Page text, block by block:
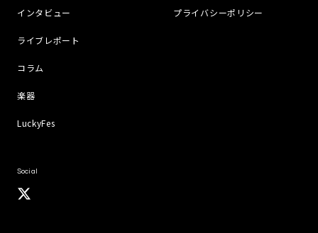
インタビュー
ライブレポート
コラム
楽器
LuckyFes
プライバシーポリシー
Social